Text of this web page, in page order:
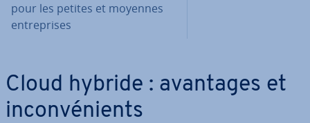
pour les petites et moyennes
en­tre­prises
Cloud hybride : avantages et
in­con­vé­nients